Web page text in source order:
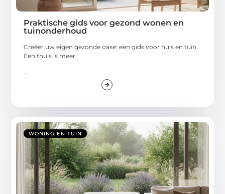
Praktische gids voor gezond wonen en
tuinonderhoud
Creëer uw eigen gezonde oase: een gids voor huis en tuin
Een thuis is meer
...
WONING EN TUIN